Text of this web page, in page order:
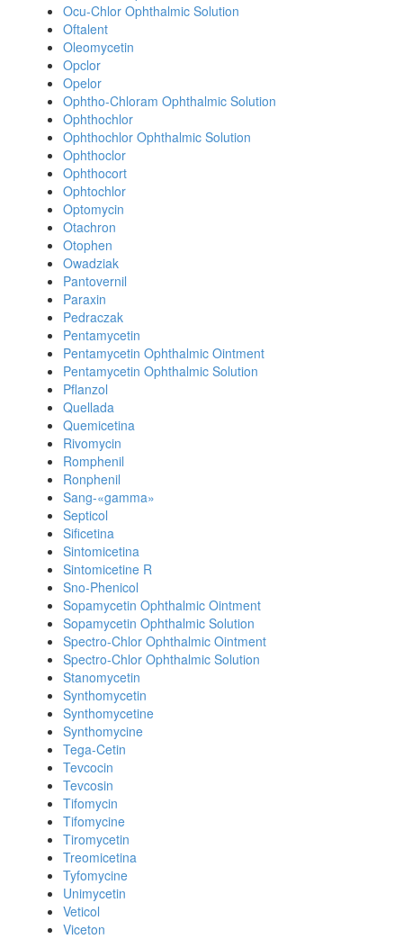
Ocu-Chlor Ophthalmic Solution
Oftalent
Oleomycetin
Opclor
Opelor
Ophtho-Chloram Ophthalmic Solution
Ophthochlor
Ophthochlor Ophthalmic Solution
Ophthoclor
Ophthocort
Ophtochlor
Optomycin
Otachron
Otophen
Owadziak
Pantovernil
Paraxin
Pedraczak
Pentamycetin
Pentamycetin Ophthalmic Ointment
Pentamycetin Ophthalmic Solution
Pflanzol
Quellada
Quemicetina
Rivomycin
Romphenil
Ronphenil
Sang-«gamma»
Septicol
Sificetina
Sintomicetina
Sintomicetine R
Sno-Phenicol
Sopamycetin Ophthalmic Ointment
Sopamycetin Ophthalmic Solution
Spectro-Chlor Ophthalmic Ointment
Spectro-Chlor Ophthalmic Solution
Stanomycetin
Synthomycetin
Synthomycetine
Synthomycine
Tega-Cetin
Tevcocin
Tevcosin
Tifomycin
Tifomycine
Tiromycetin
Treomicetina
Tyfomycine
Unimycetin
Veticol
Viceton